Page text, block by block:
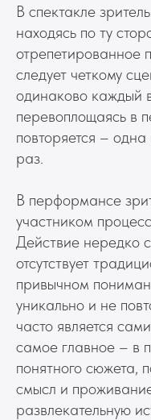
В спектакле
находясь по ту
отрепетированное
следует четкому
одинаково каждый
перевоплощаясь в
повторяется –
раз.
В перформансе
участником
Действие нередко
отсутствует
привычном
уникально и не
часто является
самое главное – в
понятного сюжета,
смысл и
развлекательную